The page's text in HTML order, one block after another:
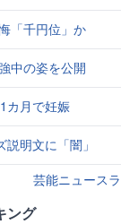
「千円位」か
中の姿を公開
カ月で妊娠
明文に「闇」
芸能ニュース
ング